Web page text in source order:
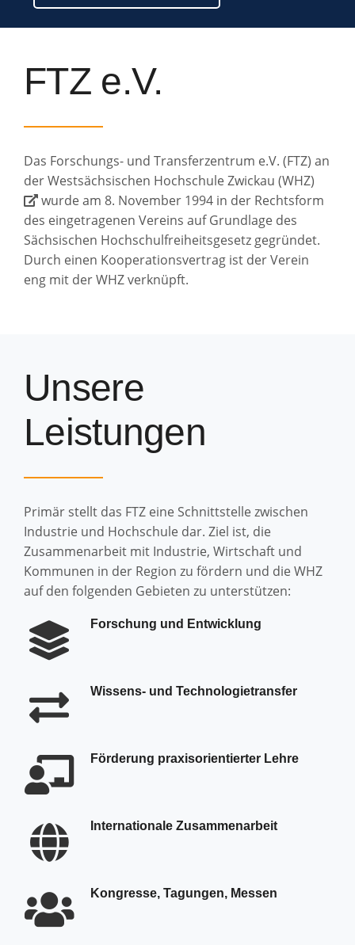
FTZ e.V.
Das Forschungs- und Transferzentrum e.V. (FTZ) an
derWestsächsischen Hochschule Zwickau (WHZ)
wurde am 8. November 1994 in der Rechtsform
des eingetragenen Vereins auf Grundlage des
Sächsischen Hochschulfreiheitsgesetz gegründet.
Durch einen Kooperationsvertrag ist der Verein
eng mit der WHZ verknüpft.
Unsere
Leistungen
Primär stellt das FTZ eine Schnittstelle zwischen
Industrie und Hochschule dar. Ziel ist, die
Zusammenarbeit mit Industrie, Wirtschaft und
Kommunen in der Region zu fördern und die WHZ
auf den folgenden Gebieten zu unterstützen:
Forschung und Entwicklung
Wissens- und Technologietransfer
Förderung praxisorientierter Lehre
Internationale Zusammenarbeit
Kongresse, Tagungen, Messen